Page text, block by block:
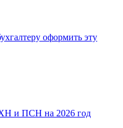
оформить эту